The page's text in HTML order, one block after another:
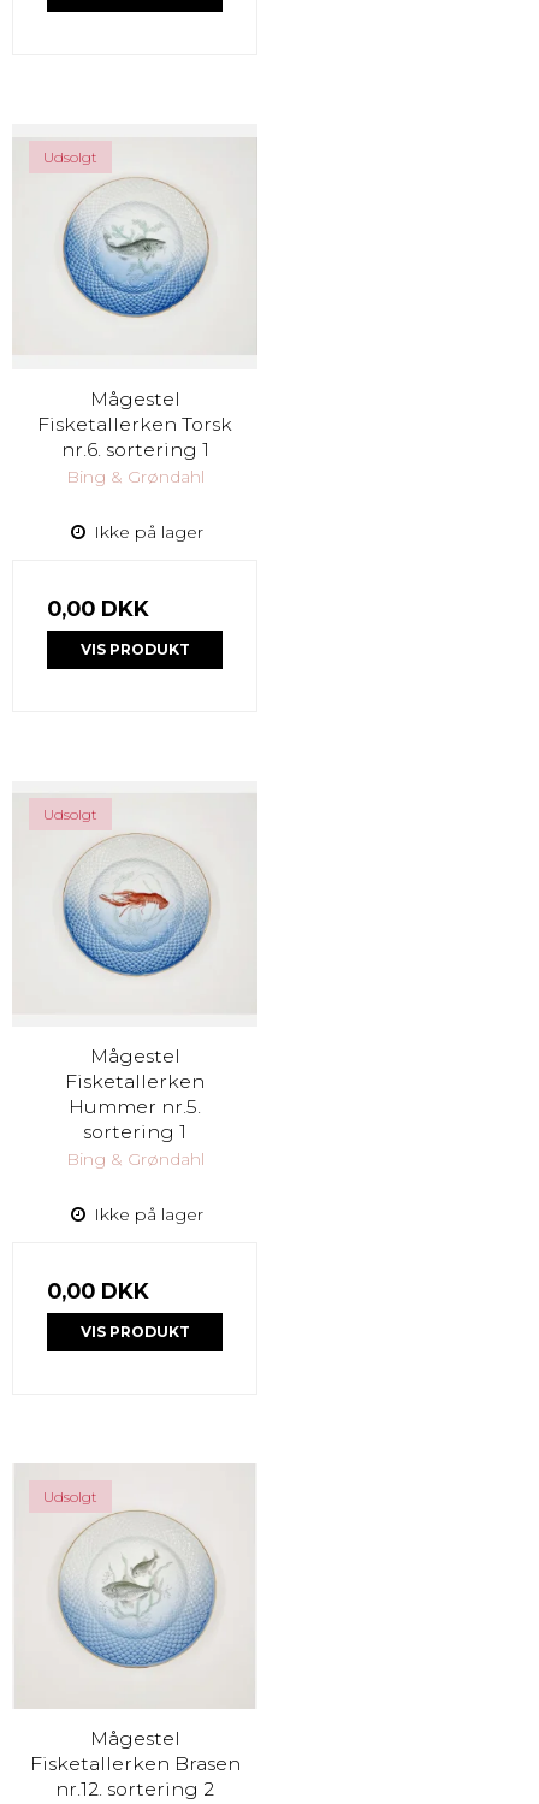
Udsolgt
Mågestel
Fisketallerken Torsk
nr.6. sortering 1
Bing & Grøndahl
Ikke på lager
0,00 DKK
VIS PRODUKT
Udsolgt
Mågestel
Fisketallerken
Hummer nr.5.
sortering 1
Bing & Grøndahl
Ikke på lager
0,00 DKK
VIS PRODUKT
Udsolgt
Mågestel
Fisketallerken Brasen
nr.12. sortering 2